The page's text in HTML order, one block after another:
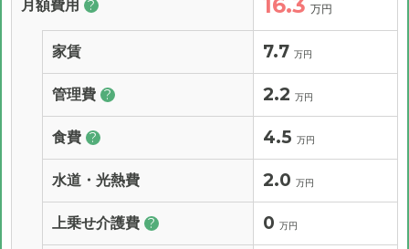
月額費用 ? 万円
家賃 7.7 万円
管理費 ? 2.2 万円
食費 ? 4.5 万円
水道・光熱費 2.0 万円
上乗せ介護費 ? 0 万円